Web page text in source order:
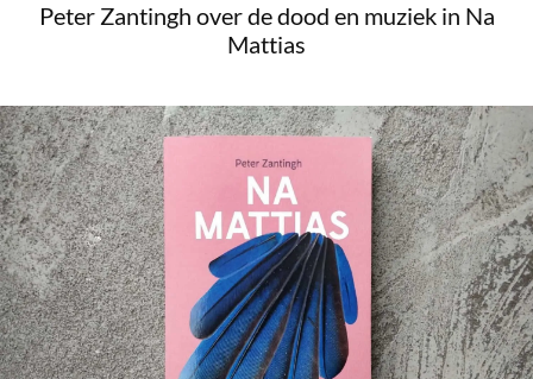
Peter Zantingh over de dood en muziek in Na
Mattias